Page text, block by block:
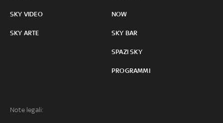
SKY VIDEO
SKY ARTE
NOW
SKY BAR
SPAZI SKY
PROGRAMMI
Note legali: